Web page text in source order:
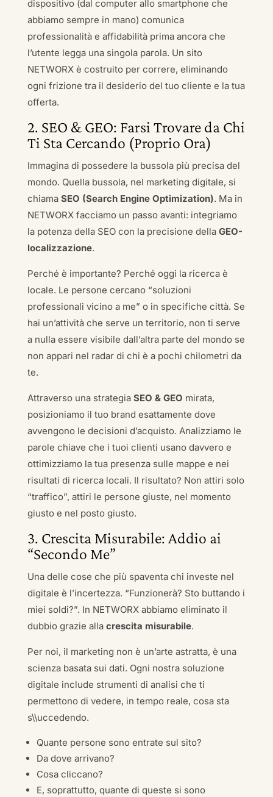
dispositivo (dal computer allo smartphone che
abbiamo sempre in mano) comunica
professionalità e affidabilità prima ancora che
l’utente legga una singola parola. Un sito
NETWORX è costruito per correre, eliminando
ogni frizione tra il desiderio del tuo cliente e la tua
offerta.
2. SEO & GEO: Farsi Trovare da Chi
Ti Sta Cercando (Proprio Ora)
Immagina di possedere la bussola più precisa del
mondo. Quella bussola, nel marketing digitale, si
chiama SEO (Search Engine Optimization). Ma in
NETWORX facciamo un passo avanti: integriamo
la potenza della SEO con la precisione della GEO-
localizzazione.
Perché è importante? Perché oggi la ricerca è
locale. Le persone cercano “soluzioni
professionali vicino a me” o in specifiche città. Se
hai un’attività che serve un territorio, non ti serve
a nulla essere visibile dall’altra parte del mondo se
non appari nel radar di chi è a pochi chilometri da
te.
Attraverso una strategia SEO & GEO mirata,
posizioniamo il tuo brand esattamente dove
avvengono le decisioni d’acquisto. Analizziamo le
parole chiave che i tuoi clienti usano davvero e
ottimizziamo la tua presenza sulle mappe e nei
risultati di ricerca locali. Il risultato? Non attiri solo
“traffico”, attiri le persone giuste, nel momento
giusto e nel posto giusto.
3. Crescita Misurabile: Addio ai
“Secondo Me”
Una delle cose che più spaventa chi investe nel
digitale è l’incertezza. “Funzionerà? Sto buttando i
miei soldi?”. In NETWORX abbiamo eliminato il
dubbio grazie alla crescita misurabile.
Per noi, il marketing non è un’arte astratta, è una
scienza basata sui dati. Ogni nostra soluzione
digitale include strumenti di analisi che ti
permettono di vedere, in tempo reale, cosa sta
s\\uccedendo.
Quante persone sono entrate sul sito?
Da dove arrivano?
Cosa cliccano?
E, soprattutto, quante di queste si sono